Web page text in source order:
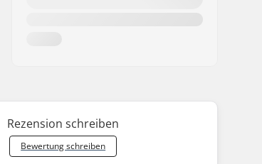
Rezension schreiben
Bewertung schreiben